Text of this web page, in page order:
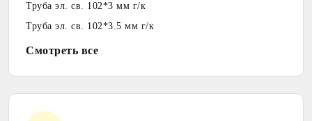
Труба эл. св. 102*3 мм г/к
Труба эл. св. 102*3.5 мм г/к
Смотреть все